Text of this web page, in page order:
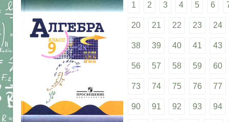
1 2 3 4 5 6
20 21 22 23 24
38 39 40 41 43
56 57 58 59 60
73 74 75 76 77
90 91 92 93 94